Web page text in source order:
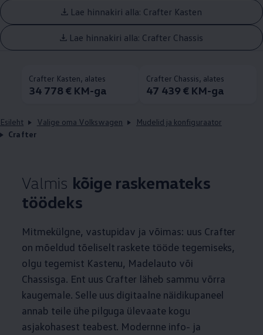
Lae hinnakiri alla: Crafter Kasten
Lae hinnakiri alla: Crafter Chassis
Crafter Kasten, alates
34 778 € KM-ga
Crafter Chassis, alates
47 439 € KM-ga
Esileht Valige oma Volkswagen
Mudelid ja konfiguraator
Crafter
Valmis kõige raskemateks
töödeks
Mitmekülgne, vastupidav ja võimas: uus Crafter
on mõeldud tõeliselt raskete tööde tegemiseks,
olgu tegemist Kastenu, Madelauto või
Chassisga. Ent uus Crafter läheb sammu võrra
kaugemale. Selle uus digitaalne näidikupaneel
annab teile ühe pilguga ülevaate kogu
asjakohasest teabest. Modernne info- ja